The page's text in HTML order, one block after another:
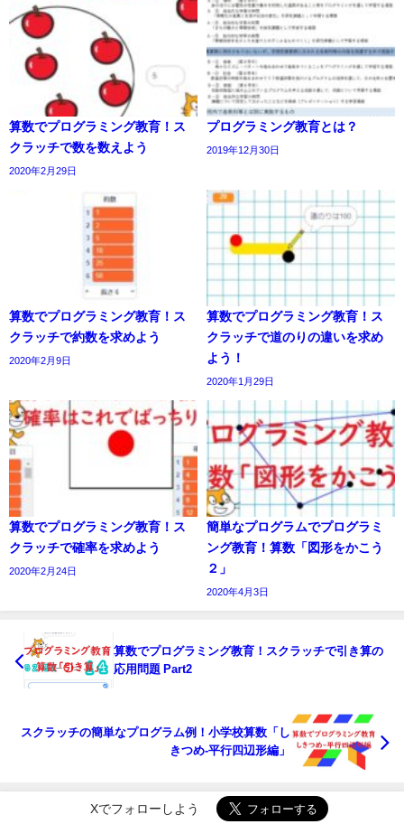
算数でプログラミング教育！ス
クラッチで数を数えよう
2020年2月29日
プログラミング教育とは？
2019年12月30日
算数でプログラミング教育！ス
クラッチで約数を求めよう
2020年2月9日
算数でプログラミング教育！ス
クラッチで道のりの違いを求め
よう！
2020年1月29日
算数でプログラミング教育！ス
クラッチで確率を求めよう
2020年2月24日
簡単なプログラムでプログラミ
ング教育！算数「図形をかこう
２」
2020年4月3日
算数でプログラミング教育！スクラッチで引き算の
応用問題 Part2
スクラッチの簡単なプログラム例！小学校算数「し
きつめ-平行四辺形編」
Xでフォローしよう